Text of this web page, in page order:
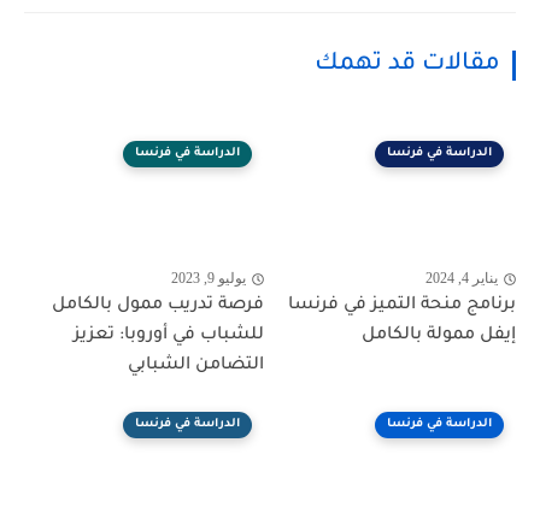
مقالات قد تهمك
الدراسة في فرنسا
يناير 4, 2024
برنامج منحة التميز في فرنسا
إيفل ممولة بالكامل
الدراسة في فرنسا
يوليو 9, 2023
فرصة تدريب ممول بالكامل
للشباب في أوروبا: تعزيز
التضامن الشبابي
الدراسة في فرنسا الدراسة في فرنسا